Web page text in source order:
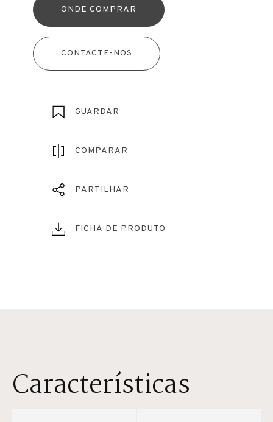
ONDE COMPRAR
CONTACTE-NOS
GUARDAR
COMPARAR
PARTILHAR
FICHA DE PRODUTO
Características